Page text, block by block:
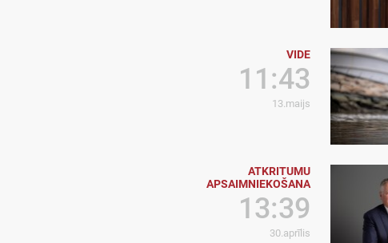
VIDE
11:43
13.maijs
ATKRITUMU
APSAIMNIEKOŠANA
13:39
30.aprīlis